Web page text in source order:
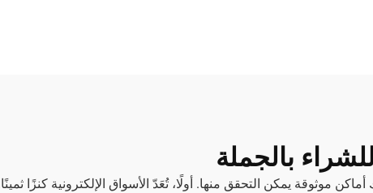
بالجملة
موثوقة يمكن التحقق منها. أولًا، تُعَدّ الأسواق الإلكترونية كنزًا